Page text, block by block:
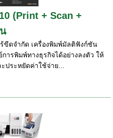
(Print + Scan +
ดจำกัด เครื่องพิมพ์มัลติฟังก์ชัน
การพิมพ์ทางธุรกิจได้อย่างลงตัว ให้
ระหยัดค่าใช้จ่าย...